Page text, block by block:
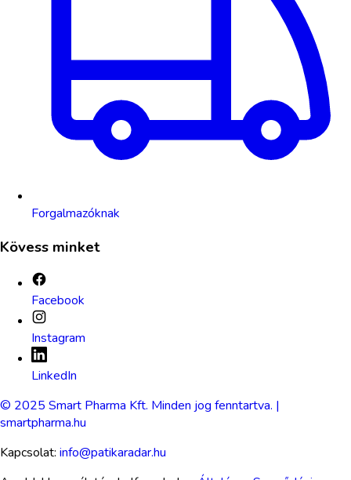
Forgalmazóknak
Kövess minket
Facebook
Instagram
LinkedIn
© 2025 Smart Pharma Kft. Minden jog fenntartva. |
smartpharma.hu
Kapcsolat: info@patikaradar.hu